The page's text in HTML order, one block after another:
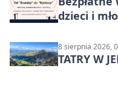
dzieci i
8 sierpnia 2026,
TATRY W